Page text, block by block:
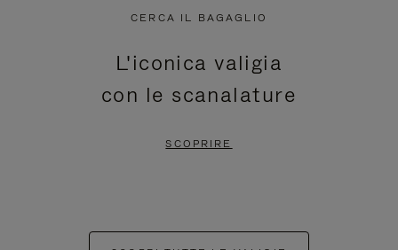
CERCA IL BAGAGLIO
L'iconica valigia
con le scanalature
SCOPRIRE